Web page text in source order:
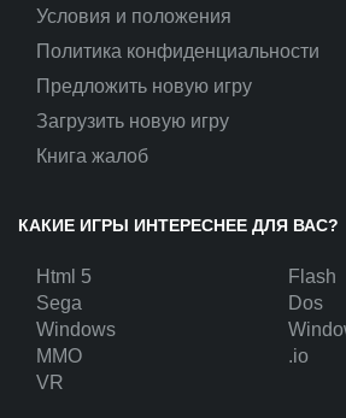
Условия и положения
Политика конфиденциальности
Предложить новую игру
Загрузить новую игру
Книга жалоб
КАКИЕ ИГРЫ ИНТЕРЕСНЕЕ ДЛЯ ВАС?
Html 5
Flash
Sega
Dos
Windows
MMO
.io
VR